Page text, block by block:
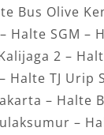
Bus Olive
Halte SGM –
2 –
Halte TJ Urip
– Halte
–